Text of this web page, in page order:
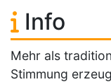
Info
Mehr als
Stimmung